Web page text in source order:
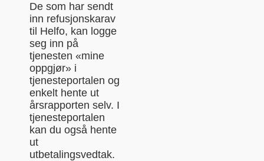
De som har sendt
inn refusjonskarav
til Helfo, kan logge
seg inn på
tjenesten «mine
oppgjør» i
tjenesteportalen og
enkelt hente ut
årsrapporten selv. I
tjenesteportalen
kan du også hente
ut
utbetalingsvedtak.